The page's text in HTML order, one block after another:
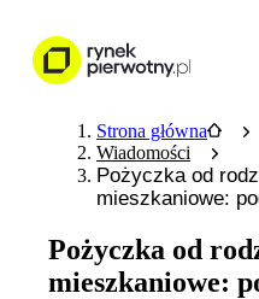
Strona główna
Wiadomości
Pożyczka od
mieszkaniowe:
Pożyczka od
mieszkaniowe: